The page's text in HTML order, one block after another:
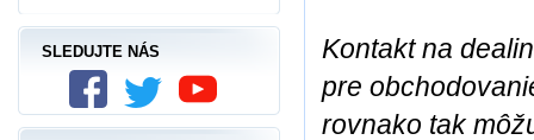
Kontakt na
pre
rovnako tak
SLEDUJTE NÁS